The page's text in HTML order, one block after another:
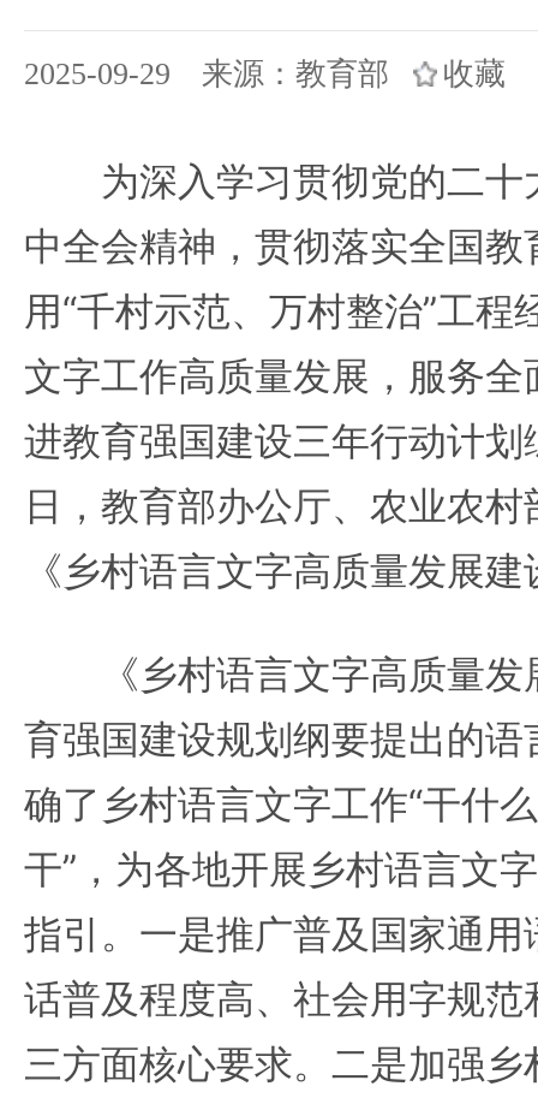
2025-09-29 来源：教育部 收藏
为深入学习贯彻党的二十
中全会精神，贯彻落实全国
用“千村示范、万村整治”工程
文字工作高质量发展，服务
进教育强国建设三年行动计
日，教育部办公厅、农业农
《乡村语言文字高质量发展
《乡村语言文字高质量发
育强国建设规划纲要提出的
确了乡村语言文字工作“干什么
干”，为各地开展乡村语言文
指引。一是推广普及国家通
话普及程度高、社会用字规
三方面核心要求。二是加强